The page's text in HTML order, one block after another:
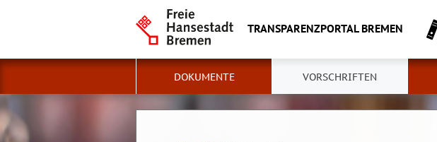
TRANSPARENZPORTAL BREMEN
DOKUMENTE VORSCHRIFTEN